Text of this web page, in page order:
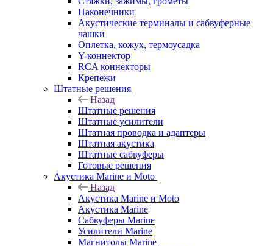
Наконечники
Акустические терминалы и сабвуферные
чашки
Оплетка, кожух, термоусадка
Y-коннектор
RCA коннекторы
Крепежи
Штатные решения
Назад
Штатные решения
Штатные усилители
Штатная проводка и адаптеры
Штатная акустика
Штатные сабвуферы
Готовые решения
Акустика Marine и Moto
Назад
Акустика Marine и Moto
Акустика Marine
Сабвуферы Marine
Усилители Marine
Магнитолы Marine